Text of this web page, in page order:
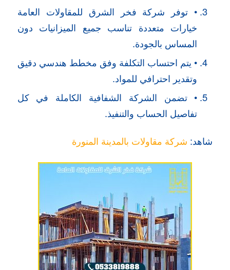
• توفر شركة فخر الشرق للمقاولات العامة
خيارات متعددة تناسب جميع الميزانيات دون
المساس بالجودة.
• يتم احتساب التكلفة وفق مخطط هندسي دقيق
وتقدير احترافي للمواد.
• تضمن الشركة الشفافية الكاملة في كل
تفاصيل الحساب والتنفيذ.
شاهد: شركة مقاولات بالمدينة المنورة